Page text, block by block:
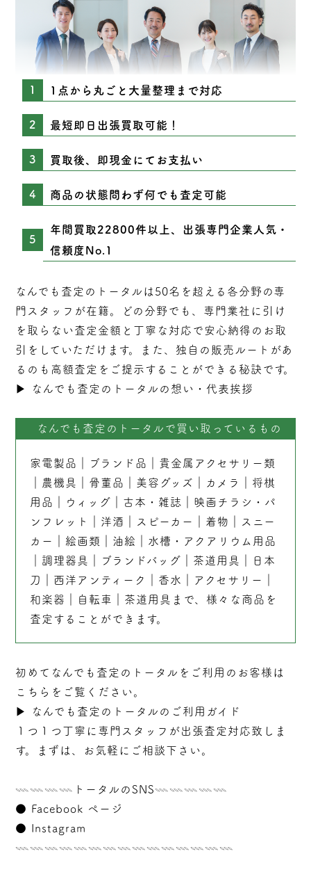
1点から丸ごと大量整理まで対応
最短即日出張買取可能！
買取後、即現金にてお支払い
商品の状態問わず何でも査定可能
年間買取22800件以上、出張専門企業人気・
信頼度No.1
なんでも査定のトータルは50名を超える各分野の専
門スタッフが在籍。どの分野でも、専門業社に引け
を取らない査定 金額と丁寧な対応で安心納得のお取
引をしていただけます。また、独自の販売ルートがあ
るのも高額査定をご提示することができる秘訣です。
▶︎
なんでも査定のトータルの想い・代表挨拶
なんでも査定のトータルで買い取っているもの
家電製品 ブランド品
貴金属アクセサリー類
農機具 骨董品 美容グッズ カメラ
将棋
用品
ウィッグ 古本 ・ 雑誌
映画チラシ・パ
ンフレット
洋酒 スピーカー 着物
スニー
カー
絵画類 油絵
水槽・アクアリウム用品
調理器具 ブランドバッグ ｜茶道用具｜
日本
刀
西洋アンティーク 香水 アクセサリー
和楽器
自転車 茶道用具 まで、様々な商品を
査定することができます。
初めてなんでも査定のトータルをご利用のお客様は
こちらをご覧ください。
▶︎
なんでも査定のトータルのご利用ガイド
１つ１つ丁寧に専門スタッフが出張査定対応致しま
す。まずは、お気軽にご相談下さい。
𓇠𓇠𓇠𓇠トータルのSNS𓇠𓇠𓇠𓇠𓇠
● Facebook ページ
●
Instagram
𓇠𓇠𓇠𓇠𓇠𓇠𓇠𓇠𓇠𓇠𓇠𓇠𓇠𓇠𓇠